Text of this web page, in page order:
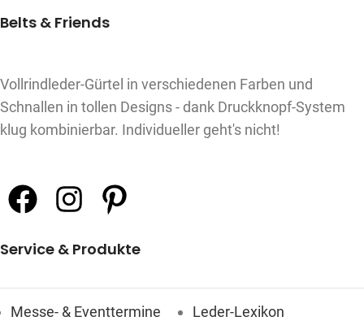
Belts & Friends
Vollrindleder-Gürtel in verschiedenen Farben und
Schnallen in tollen Designs - dank Druckknopf-System
klug kombinierbar. Individueller geht's nicht!
Service & Produkte
Messe- & Eventtermine
Leder-Lexikon